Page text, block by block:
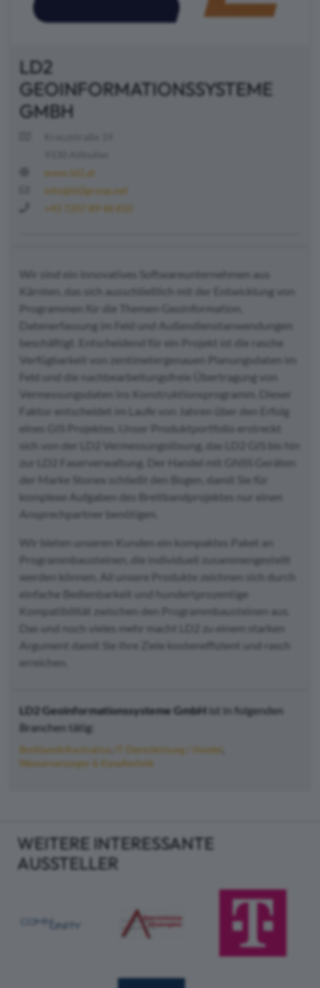
LD2
GEOINFORMATIONSSYSTEME
GMBH
www.ld2.at
info@ld2group.net
+43 7207 89 48 810
Wir sind ein innovatives Softwareunternehmen aus
Kärnten, das sich ausschließlich mit der Entwicklung von
Programmen für die Themen Geoinformation,
Datenerfassung im Feld und Außendienstanwendungen
beschäftigt. Entscheidend für ein Projekt ist die rasche
Verfügbarkeit von zentimetergenauen Planungsdaten im
Feld und die nachbearbeitungsfreie Übertragung von
Vermessungsdaten ins Konstruktionsprogramm. Dieser
Faktor entscheidet im Laufe von Jahren über den Erfolg
eines GIS Projektes. Unser Produktportfolio erstreckt
sich von der LD2 Vermessungslösung, das LD2 GIS bis hin
zur LD2 Faserverwaltung. Der Handel mit GNSS Geräten
der Marke Stonex schließt den Bogen, damit Sie für
komplexe Aufgaben des Breitbandprojektes nur einen
Ansprechpartner benötigen.
Wir bieten unseren Kunden ein kompaktes Paket an
Programmbausteinen, die individuell zusammengestellt
werden können. All unsere Produkte zeichnen sich durch
einfache Bedienbarkeit und hundertprozentige
Kompatibilität zwischen den Programmbausteinen aus.
Das und noch vieles mehr macht LD2 zu einem starken
Argument damit Sie Ihre Ziele kosteneffizient und rasch
erreichen.
LD2 Geoinformationssysteme GmbH ist in folgenden
Branchen tätig:
Breitbandinfrastruktur
IT Dienstleistung / Handel
Wasserversorger & Kanaltechnik
WEITERE INTERESSANTE
AUSSTELLER